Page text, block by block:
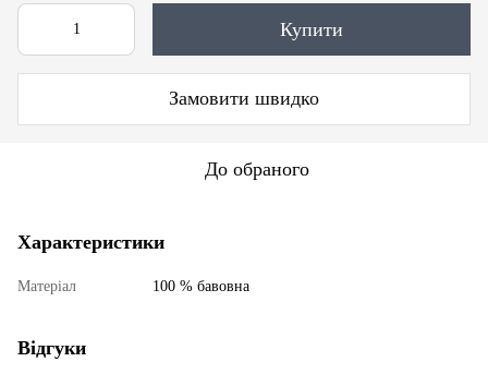
Купити
Замовити швидко
До обраного
Характеристики
Матеріал 100 % бавовна
Відгуки